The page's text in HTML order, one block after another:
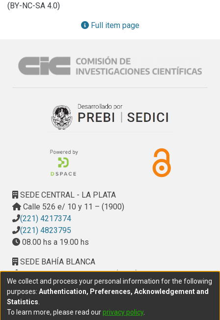
(BY-NC-SA 4.0)
Full item page
SEDE CENTRAL - LA PLATA
Calle 526 e/ 10 y 11 – (1900)
(221) 4217374
(221) 4823795
08.00 hs a 19.00 hs
SEDE BAHÍA BLANCA
Calle Ciudad de Cali 320 – (8000). Universidad
Provincial del Sudoeste (UPSO)
(291) 459 2550, interno 147
10.00 h a 14.00 h
We collect and process your personal information for the following
purposes: Authentication, Preferences, Acknowledgement and
Statistics
To learn more, please read ourprivacy policy.